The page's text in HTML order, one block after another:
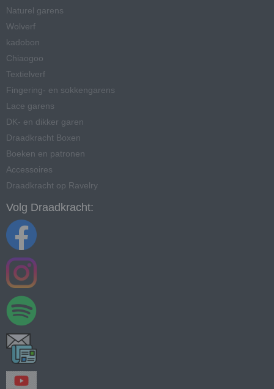
Naturel garens
Wolverf
kadobon
Chiaogoo
Textielverf
Fingering- en sokkengarens
Lace garens
DK- en dikker garen
Draadkracht Boxen
Boeken en patronen
Accessoires
Draadkracht op Ravelry
Volg Draadkracht: